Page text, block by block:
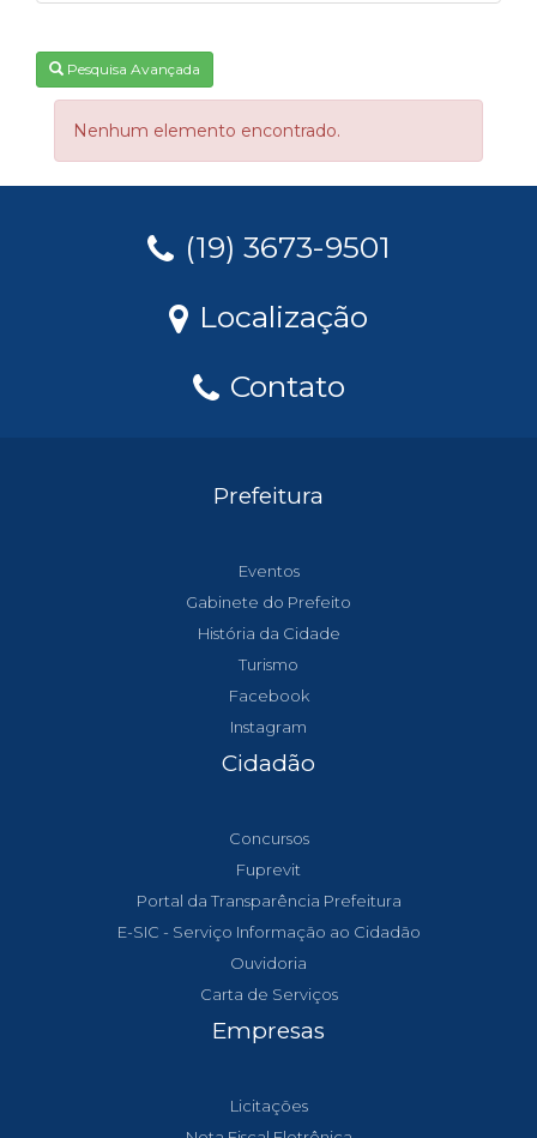
Pesquisa Avançada
Nenhum elemento encontrado.
(19) 3673-9501
Localização
Contato
Prefeitura
Eventos
Gabinete do Prefeito
História da Cidade
Turismo
Facebook
Instagram
Cidadão
Concursos
Fuprevit
Portal da Transparência Prefeitura
E-SIC - Serviço Informação ao Cidadão
Ouvidoria
Carta de Serviços
Empresas
Licitações